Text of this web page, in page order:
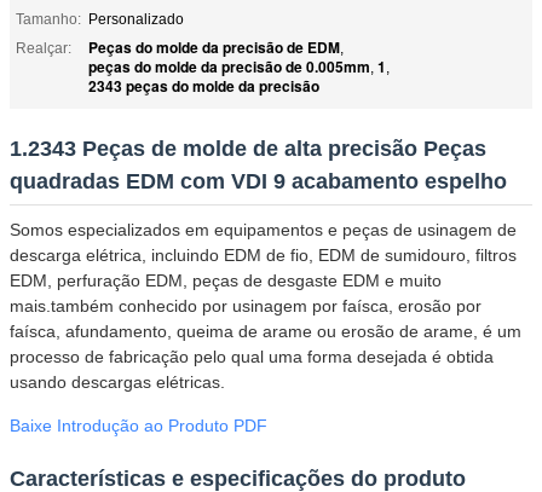
Tamanho: Personalizado
Realçar:
Peças do molde da precisão de EDM,
peças do molde da precisão de 0.005mm, 1 ,
2343 peças do molde da precisão
1.2343 Peças de molde de alta precisão Peças
quadradas EDM com VDI 9 acabamento espelho
Somos especializados em equipamentos e peças de usinagem de
descarga elétrica, incluindo EDM de fio, EDM de sumidouro, filtros
EDM, perfuração EDM, peças de desgaste EDM e muito
mais.também conhecido por usinagem por faísca, erosão por
faísca, afundamento, queima de arame ou erosão de arame, é um
processo de fabricação pelo qual uma forma desejada é obtida
usando descargas elétricas.
Baixe Introdução ao Produto PDF
Características e especificações do produto